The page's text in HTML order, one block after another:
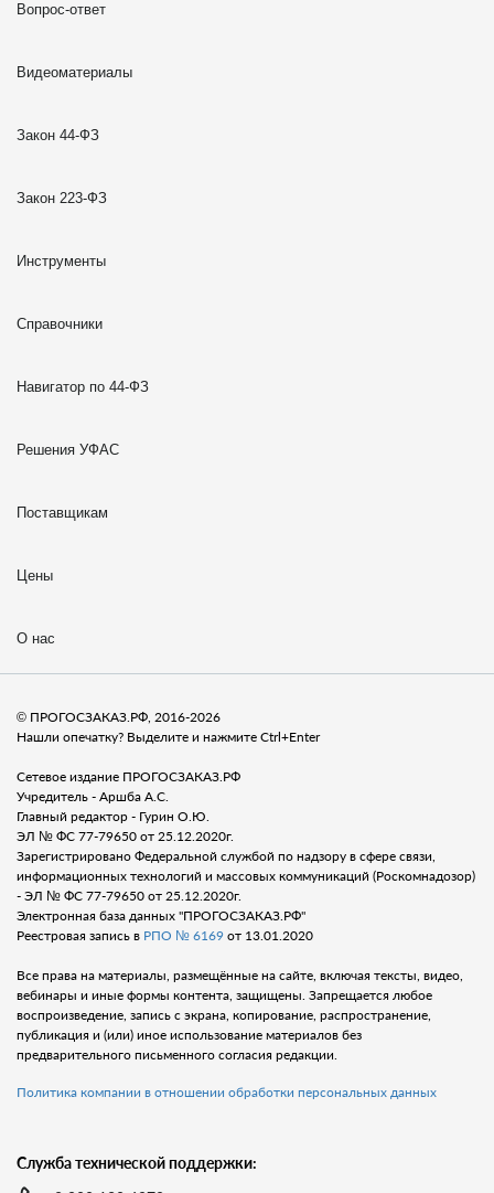
Вопрос-ответ
Видеоматериалы
Закон 44-ФЗ
Закон 223-ФЗ
Инструменты
Справочники
Навигатор по 44-ФЗ
Решения УФАС
Поставщикам
Цены
О нас
© ПРОГОСЗАКАЗ.РФ, 2016-2026
Нашли опечатку? Выделите и нажмите Ctrl+Enter
Сетевое издание ПРОГОСЗАКАЗ.РФ
Учредитель - Аршба А.С.
Главный редактор - Гурин О.Ю.
ЭЛ № ФС 77-79650 от 25.12.2020г.
Зарегистрировано Федеральной службой по надзору в сфере связи,
информационных технологий и массовых коммуникаций (Роскомнадозор)
- ЭЛ № ФС 77-79650 от 25.12.2020г.
Электронная база данных "ПРОГОСЗАКАЗ.РФ"
Реестровая запись в РПО № 6169 от 13.01.2020
Все права на материалы, размещённые на сайте, включая тексты, видео,
вебинары и иные формы контента, защищены. Запрещается любое
воспроизведение, запись с экрана, копирование, распространение,
публикация и (или) иное использование материалов без
предварительного письменного согласия редакции.
Политика компании в отношении обработки персональных данных
Служба технической поддержки: